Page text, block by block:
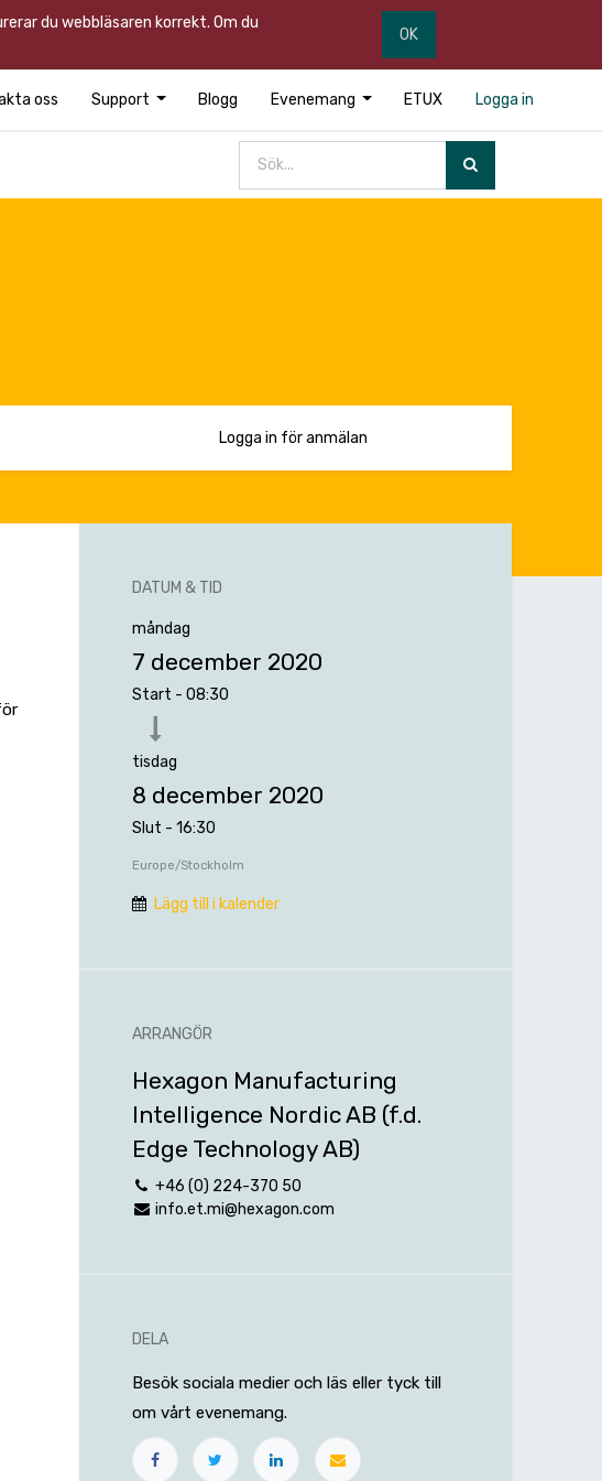
du webbläsaren korrekt. Om du
OK
oss Support Blogg Evenemang ETUX Logga in
Logga in för anmälan
DATUM & TID
måndag
7 december 2020
Start - 08:30
tisdag
8 december 2020
Slut - 16:30
Europe/Stockholm
Lägg till i kalender
ARRANGÖR
Hexagon Manufacturing
Intelligence Nordic AB (f.d.
Edge Technology AB)
+46 (0) 224-370 50
info.et.mi@hexagon.com
DELA
Besök sociala medier och läs eller tyck till
om vårt evenemang.